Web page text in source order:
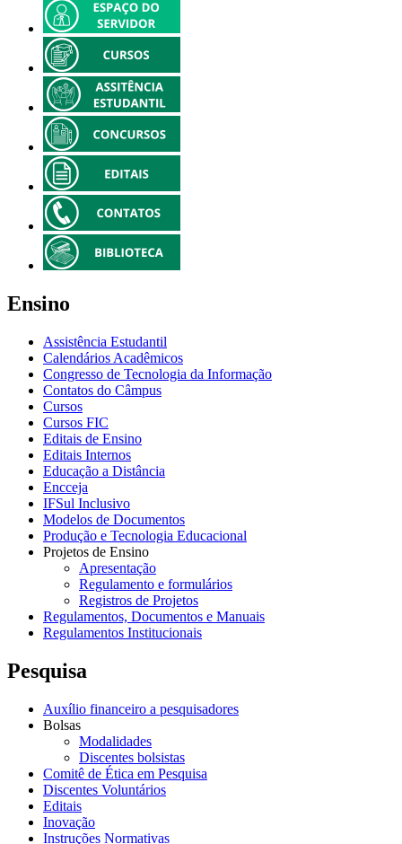
Ensino
Assistência Estudantil
Calendários Acadêmicos
Congresso de Tecnologia da Informação
Contatos do Câmpus
Cursos
Cursos FIC
Editais de Ensino
Editais Internos
Educação a Distância
Encceja
IFSul Inclusivo
Modelos de Documentos
Produção e Tecnologia Educacional
Projetos de Ensino
Apresentação
Regulamento e formulários
Registros de Projetos
Regulamentos, Documentos e Manuais
Regulamentos Institucionais
Pesquisa
Auxílio financeiro a pesquisadores
Bolsas
Modalidades
Discentes bolsistas
Comitê de Ética em Pesquisa
Discentes Voluntários
Editais
Inovação
Instruções Normativas